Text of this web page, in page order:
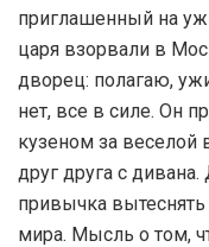
приглашенный на
царя взорвали в
дворец: полагаю,
нет, все в силе. Он
кузеном за веселой
друг друга с дивана.
привычка
мира. Мысль о том,